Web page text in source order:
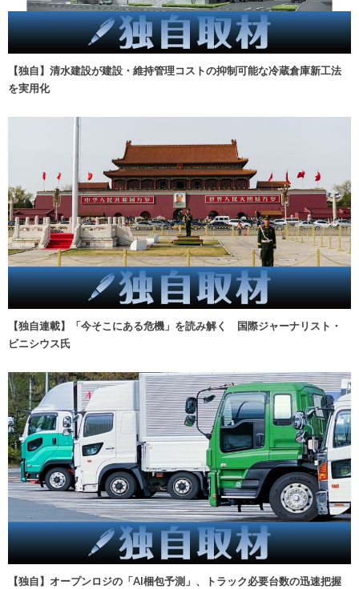
【独自】清水建設が建設・維持管理コストの抑制可能な冷蔵倉庫新工法
を実用化
【独自連載】「今そこにある危機」を読み解く 国際ジャーナリスト・
ビニシウス氏
【独自】オープンロジの「AI梱包予測」、トラック必要台数の迅速把握